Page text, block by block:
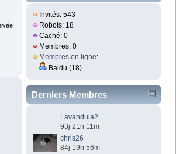
Invités: 543
Robots: 18
Caché: 0
Membres: 0
Membres en ligne:
Baidu (18)
Derniers Membres
Lavandula2
93j 21h 11m
chris26
84j 19h 56m